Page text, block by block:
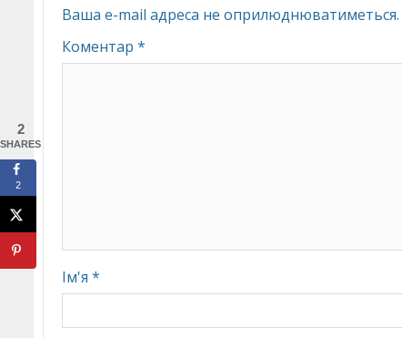
Ваша e-mail адреса не оприлюднюватиметься.
Коментар *
Ім'я *
2
SHARES
2